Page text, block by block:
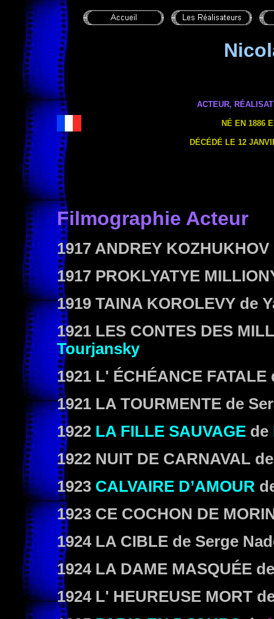
ACTEUR,
NÉ EN 1886
DÉCÉDÉ LE 12
Filmographie Acteur
1917 ANDREY KOZHUKHOV
1917 PROKLYATYE
1919 TAINA KOROLEVY de
1921 LES CONTES DES
Tourjansky
1921 L' ÉCHÉANCE FATALE
1921 LA TOURMENTE de
1922 LA FILLE SAUVAGE de
1922 NUIT DE CARNAVAL
1923 CALVAIRE D’AMOUR
1923 CE COCHON DE
1924LA CIBLE de Serge
1924 LA DAME MASQUÉE
1924L' HEUREUSE MORT